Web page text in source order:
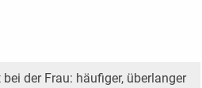
der Frau: häufiger, überlanger